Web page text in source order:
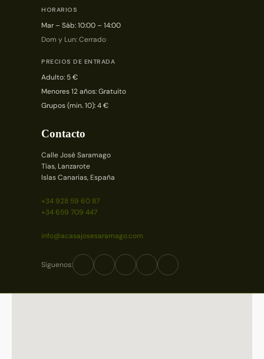
HORARIOS
Mar – Sáb: 10:00 – 14:00
Dom y Lun: Cerrado
PRECIOS DE ENTRADA
Adulto: 5 €
Menores 12 años: Gratuito
Grupos (min. 10): 4 €
Contacto
Calle José Saramago
Tías, Lanzarote
Islas Canarias, España
+34 928 59 60 87
+34 659 709 447
info@acasajosesaramago.com
Síguenos: